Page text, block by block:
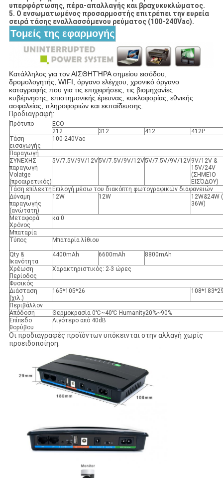
υπερφόρτωσης, πέρα-απαλλαγής και βραχυκυκλώματος.
5. Ο ενσωματωμένος προσαρμοστής επιτρέπει την ευρεία
σειρά τάσης εναλλασσόμενου ρεύματος (100-240Vac).
Τομείς της εφαρμογής
Κατάλληλος για τον ΑΙΣΘΗΤΉΡΑ σημείου εισόδου,
δρομολογητής, WIFI, όργανο ελέγχου, χρονικό όργανο
καταγραφής που για τις επιχειρήσεις, τις βιομηχανίες
κυβέρνησης, επιστημονικής έρευνας, κυκλοφορίας, εθνικής
ασφαλείας, πληροφοριών και εκπαίδευσης.
Προδιαγραφή:
Πρότυπο
ECO
212
312 412
412P
Τάση
εισαγωγής
100-240Vac
Παραγωγή
ΣΥΝΕΧΗΣ
παραγωγή
Volatge
(προαιρετικός)
5V/7.5V/9V/12V5V/7.5V/9V/12V5V/7.5V/9V/12V9V/12V &
15V/24V
(ΣΗΜΕΊΟ
ΕΙΣΌΔΟΥ)
Τάση επίλεκτη Επιλογή μέσω του διακόπτη φωτογραφικών διαφανειών
Δύναμη
παραγωγής
(ανώτατη)
12W 12W
12W&24W
36W)
Μεταφορά
Χρόνος
κα 0
Μπαταρία
Τύπος
Μπαταρία λίθιου
Qty &
Ικανότητα
4400mAh 6600mAh 8800mAh
Χρέωση
Περίοδος
Χαρακτηριστικός: 2-3 ώρες
Φυσικός
Διάσταση
(χιλ.)
165*105*26
Περιβάλλον
Απόδοση
Θερμοκρασία 0℃~40℃ Humanity20%~90%
Επίπεδο
θορύβου
Λιγότερο από 40dB
Οι προδιαγραφές προϊόντων υπόκεινται στην αλλαγή χωρίς
προειδοποίηση.